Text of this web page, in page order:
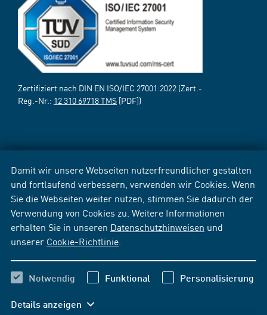
Damit wir unsere Webseiten nutzerfreundlicher gestalten
und fortlaufend verbessern, verwenden wir Cookies. Wenn
Sie die Webseiten weiter nutzen, stimmen Sie dadurch der
Verwendung von Cookies zu. Weitere Informationen
erhalten Sie in unseren Datenschutzhinweisen und
unserer Cookie-Richtlinie
Notwendig Funktional Personalisierung
Details anzeigen
Zertifiziert nach DIN EN ISO/IEC 27001:2022 (Zert.-
Reg.-Nr.: 12 310 69718 TMS [PDF])